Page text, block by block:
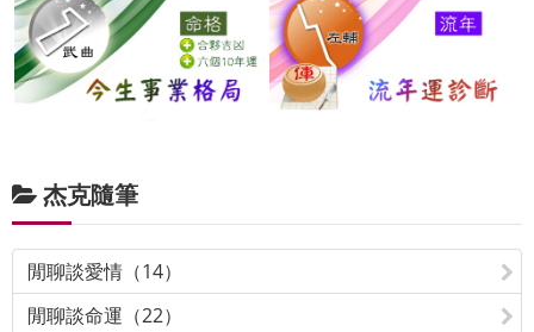
杰克隨筆
閒聊談愛情（14）
閒聊談命運（22）